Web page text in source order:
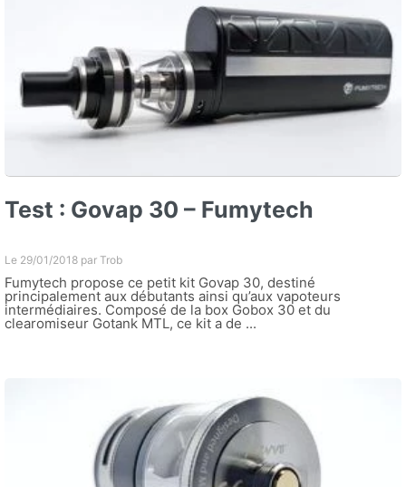
Test : Govap 30 – Fumytech
Le 29/01/2018 par Trob
Fumytech propose ce petit kit Govap 30, destiné
principalement aux débutants ainsi qu’aux vapoteurs
intermédiaires. Composé de la box Gobox 30 et du
clearomiseur Gotank MTL, ce kit a de ...